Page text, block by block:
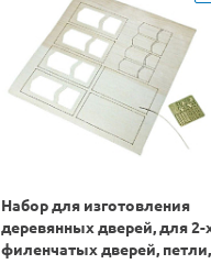
Набор для изготовления
деревянных дверей, для 2-
филенчатых дверей, петли,